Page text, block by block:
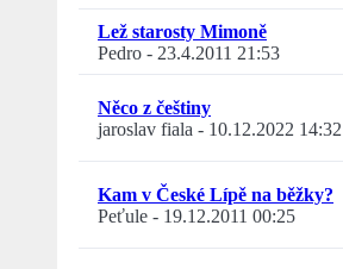
Lež starosty Mimoně
Pedro - 23.4.2011 21:53
Něco z češtiny
jaroslav fiala - 10.12.2022 14:32
Kam v České Lípě na běžky?
Peťule - 19.12.2011 00:25